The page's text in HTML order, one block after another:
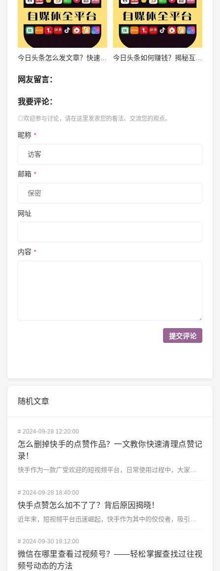
今日头条怎么发文章？快速上手指南，轻松玩转自媒体平台！ 今日头条如何赚钱？揭秘互联网巨头背后的商业模式
网友留言：
我要评论：
◎欢迎参与讨论，请在这里发表您的看法、交流您的观点。
昵称 *
邮箱 *
网址
内容 *
随机文章
# 2024-09-28 12:20:00
怎么删掉快手的点赞作品？一文教你快速清理点赞记
录！
快手作为一款广受欢迎的短视频平台，日常使用过程中，大家可能会为许多视频点赞，表达对内容的喜爱或支持。...
# 2024-09-28 18:40:00
快手点赞怎么加不了了？背后原因揭晓！
# 2024-09-30 19:12:00
微信在哪里查看过视频号？——轻松掌握查找过往视
频号动态的方法